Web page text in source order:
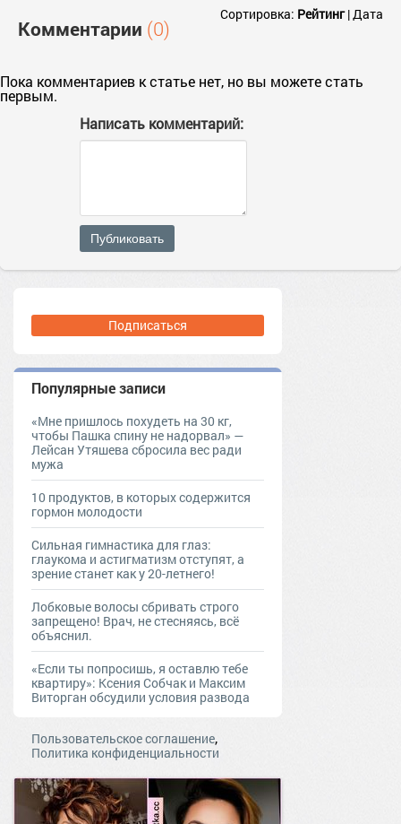
Комментарии (0)
Сортировка: Рейтинг|Дата
Пока комментариев к статье нет, но вы можете стать
первым.
Написать комментарий:
Публиковать
Подписаться
Популярные записи
«Мне пришлось похудеть на 30 кг,
чтобы Пашка спину не надорвал» —
Лейсан Утяшева сбросила вес ради
мужа
10 продуктов, в которых содержится
гормон молодости
Сильная гимнастика для глаз:
глаукома и астигматизм отступят, а
зрение станет как у 20-летнего!
Лобковые волосы сбривать строго
запрещено! Врач, не стесняясь, всё
объяснил.
«Если ты попросишь, я оставлю тебе
квартиру»: Ксения Собчак и Максим
Виторган обсудили условия развода
Пользовательское соглашение,
Политика конфиденциальности